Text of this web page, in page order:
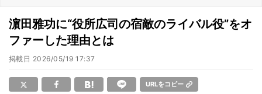
濵田雅功に“役所広司の宿敵のライバル役”をオ
ファーした理由とは
掲載日 2026/05/19 17:37
URLをコピー